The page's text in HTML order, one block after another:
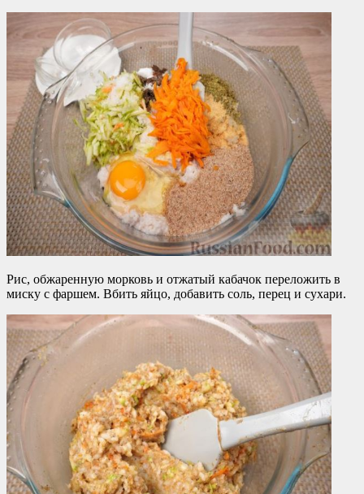
Рис, обжаренную морковь и отжатый кабачок переложить в
миску с фаршем. Вбить яйцо, добавить соль, перец и сухари.